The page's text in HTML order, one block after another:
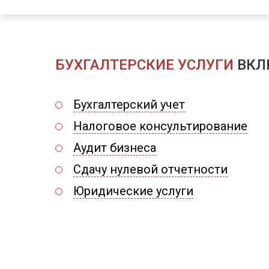
БУХГАЛТЕРСКИЕ УСЛУГИ
Бухгалтерский учет
Налоговое консультирование
Аудит бизнеса
Сдачу нулевой отчетности
Юридические услуги